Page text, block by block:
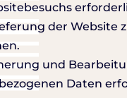
der Website
und
Daten